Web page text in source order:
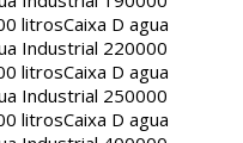
litrosCaixa D agua
Industrial 220000
litrosCaixa D agua
Industrial 250000
litrosCaixa D agua